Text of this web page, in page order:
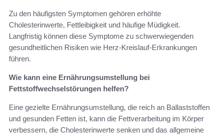
Zu den häufigsten Symptomen gehören erhöhte
Cholesterinwerte, Fettleibigkeit und häufige Müdigkeit.
Langfristig können diese Symptome zu schwerwiegenden
gesundheitlichen Risiken wie Herz-Kreislauf-Erkrankungen
führen.
Wie kann eine Ernährungsumstellung bei
Fettstoffwechselstörungen helfen?
Eine gezielte Ernährungsumstellung, die reich an Ballaststoffen
und gesunden Fetten ist, kann die Fettverarbeitung im Körper
verbessern, die Cholesterinwerte senken und das allgemeine